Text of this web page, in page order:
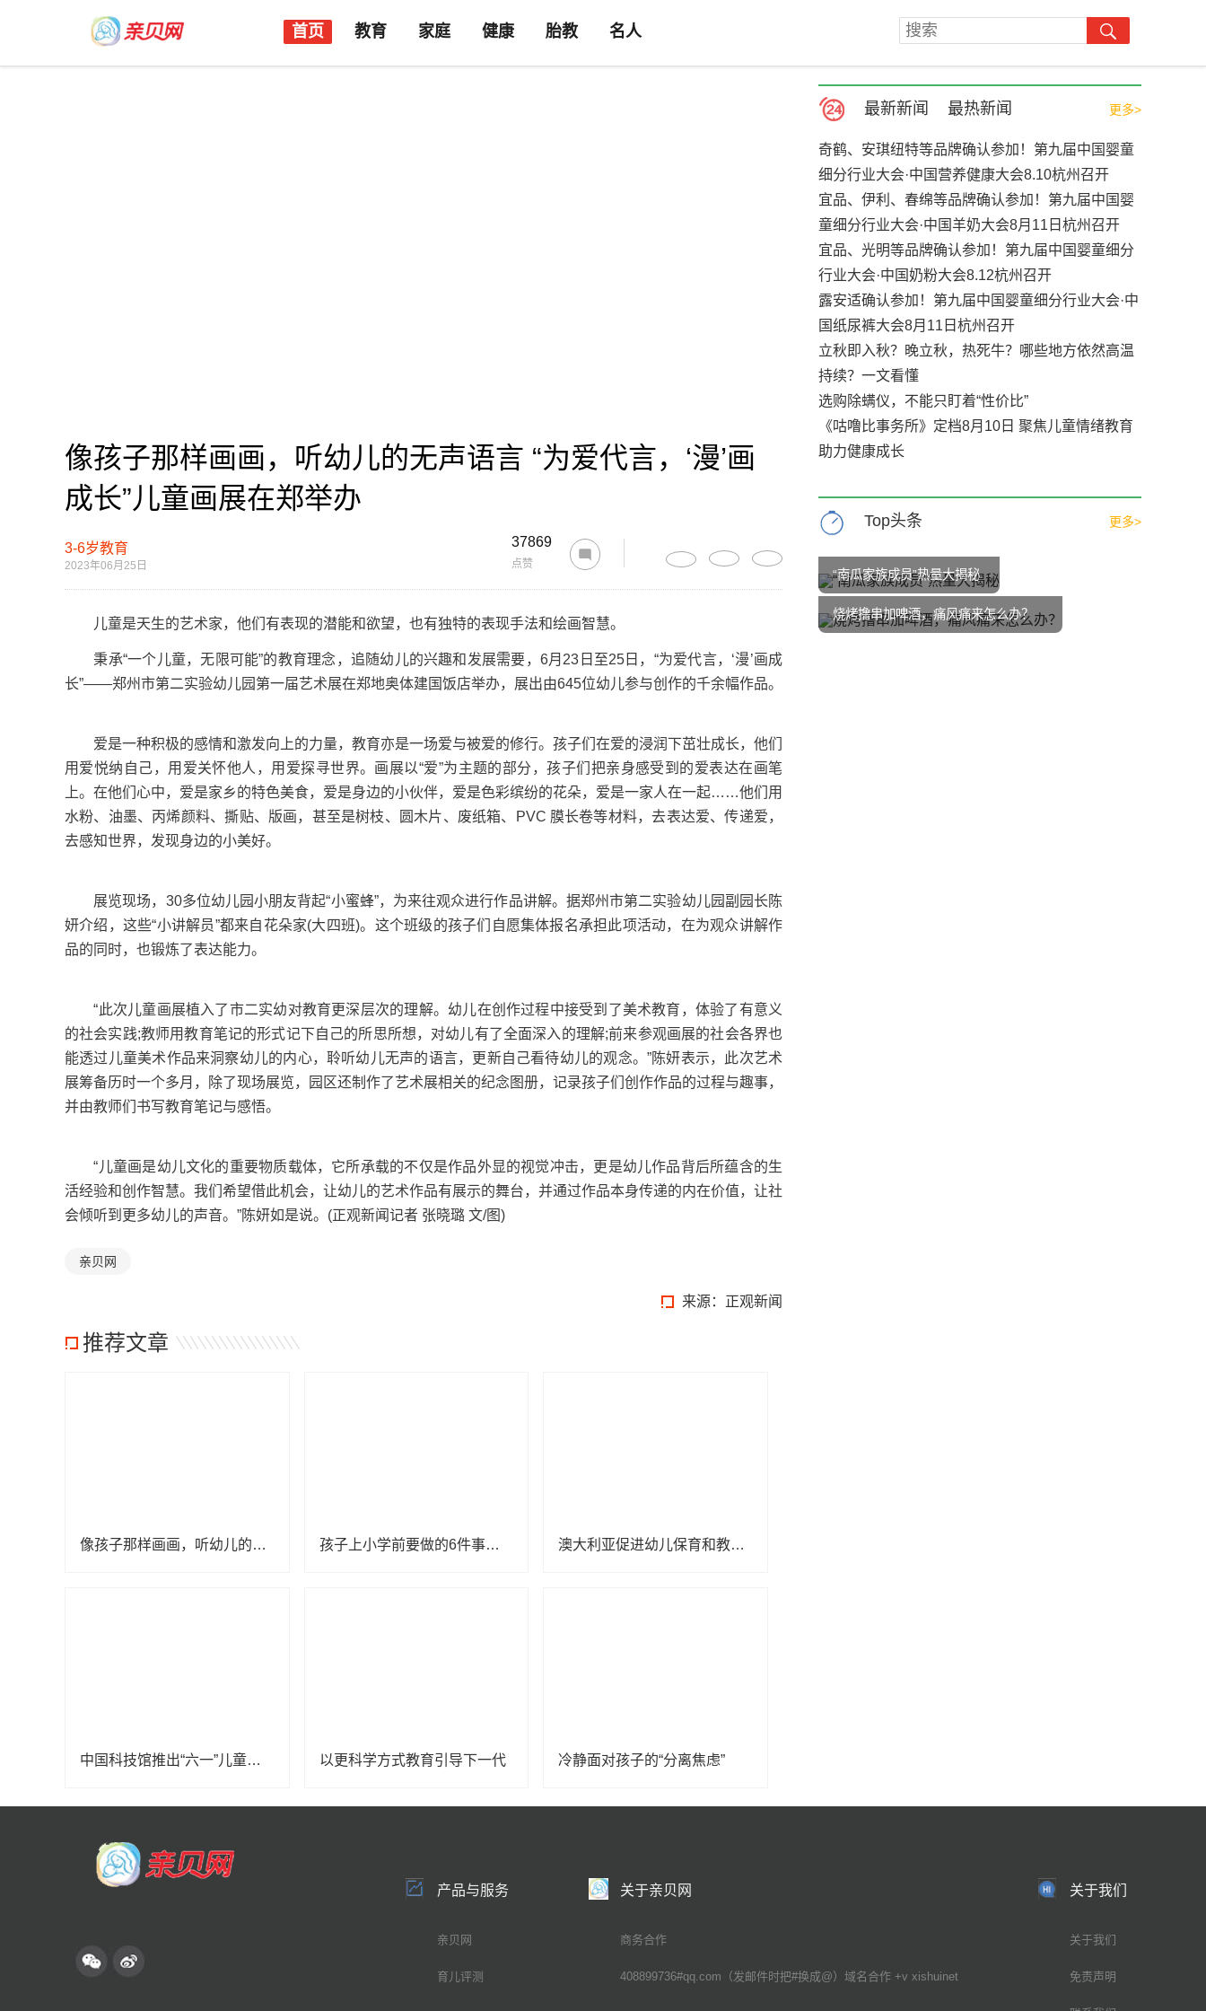
首页 教育 家庭 健康 胎教 名人
像孩子那样画画，听幼儿的无声语言 “为爱代言，‘漫’画
成长”儿童画展在郑举办
3-6岁教育
2023年06月25日
37869
点赞
儿童是天生的艺术家，他们有表现的潜能和欲望，也有独特的表现手法和绘画智慧。
秉承“一个儿童，无限可能”的教育理念，追随幼儿的兴趣和发展需要，6月23日至25日，“为爱代言，‘漫’画成
长”——郑州市第二实验幼儿园第一届艺术展在郑地奥体建国饭店举办，展出由645位幼儿参与创作的千余幅作品。
爱是一种积极的感情和激发向上的力量，教育亦是一场爱与被爱的修行。孩子们在爱的浸润下茁壮成长，他们
用爱悦纳自己，用爱关怀他人，用爱探寻世界。画展以“爱”为主题的部分，孩子们把亲身感受到的爱表达在画笔
上。在他们心中，爱是家乡的特色美食，爱是身边的小伙伴，爱是色彩缤纷的花朵，爱是一家人在一起……他们用
水粉、油墨、丙烯颜料、撕贴、版画，甚至是树枝、圆木片、废纸箱、PVC 膜长卷等材料，去表达爱、传递爱，
去感知世界，发现身边的小美好。
展览现场，30多位幼儿园小朋友背起“小蜜蜂”，为来往观众进行作品讲解。据郑州市第二实验幼儿园副园长陈
妍介绍，这些“小讲解员”都来自花朵家(大四班)。这个班级的孩子们自愿集体报名承担此项活动，在为观众讲解作
品的同时，也锻炼了表达能力。
“此次儿童画展植入了市二实幼对教育更深层次的理解。幼儿在创作过程中接受到了美术教育，体验了有意义
的社会实践;教师用教育笔记的形式记下自己的所思所想，对幼儿有了全面深入的理解;前来参观画展的社会各界也
能透过儿童美术作品来洞察幼儿的内心，聆听幼儿无声的语言，更新自己看待幼儿的观念。”陈妍表示，此次艺术
展筹备历时一个多月，除了现场展览，园区还制作了艺术展相关的纪念图册，记录孩子们创作作品的过程与趣事，
并由教师们书写教育笔记与感悟。
“儿童画是幼儿文化的重要物质载体，它所承载的不仅是作品外显的视觉冲击，更是幼儿作品背后所蕴含的生
活经验和创作智慧。我们希望借此机会，让幼儿的艺术作品有展示的舞台，并通过作品本身传递的内在价值，让社
会倾听到更多幼儿的声音。”陈妍如是说。(正观新闻记者 张晓璐 文/图)
亲贝网
来源：正观新闻
推荐文章
像孩子那样画画，听幼儿的无声语言 “为爱代言，‘漫’画成长”儿童画展在郑举办 孩子上小学前要做的6件事，家长要知道 澳大利亚促进幼儿保育和教育可持续发展
中国科技馆推出“六一”儿童节系列科普活动 以更科学方式教育引导下一代 冷静面对孩子的“分离焦虑”
最新新闻 最热新闻 更多>
奇鹤、安琪纽特等品牌确认参加！第九届中国婴童
细分行业大会·中国营养健康大会8.10杭州召开
宜品、伊利、春绵等品牌确认参加！第九届中国婴
童细分行业大会·中国羊奶大会8月11日杭州召开
宜品、光明等品牌确认参加！第九届中国婴童细分
行业大会·中国奶粉大会8.12杭州召开
露安适确认参加！第九届中国婴童细分行业大会·中
国纸尿裤大会8月11日杭州召开
立秋即入秋？晚立秋，热死牛？哪些地方依然高温
持续？一文看懂
选购除螨仪，不能只盯着“性价比”
《咕噜比事务所》定档8月10日 聚焦儿童情绪教育
助力健康成长
Top头条 更多>
“南瓜家族成员”热量大揭秘
烧烤撸串加啤酒，痛风痛来怎么办？
产品与服务
亲贝网
育儿评测
关于亲贝网
商务合作
408899736#qq.com（发邮件时把#换成@）域名合作 +v xishuinet
关于我们
关于我们
免责声明